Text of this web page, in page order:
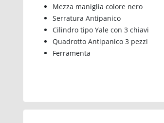
Mezza maniglia colore nero
Serratura Antipanico
Cilindro tipo Yale con 3 chiavi
Quadrotto Antipanico 3 pezzi
Ferramenta